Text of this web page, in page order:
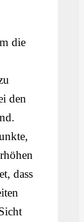
die
den
dass